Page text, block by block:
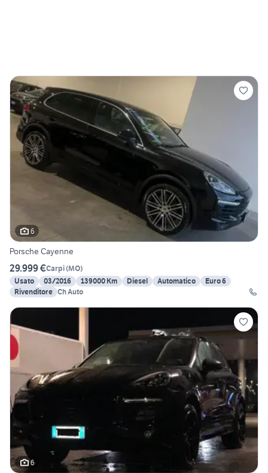
6
Porsche Cayenne
29.999 €Carpi(MO)
Usato
03/2016 139000 Km Diesel Automatico
Euro 6
Rivenditore Ch Auto
6